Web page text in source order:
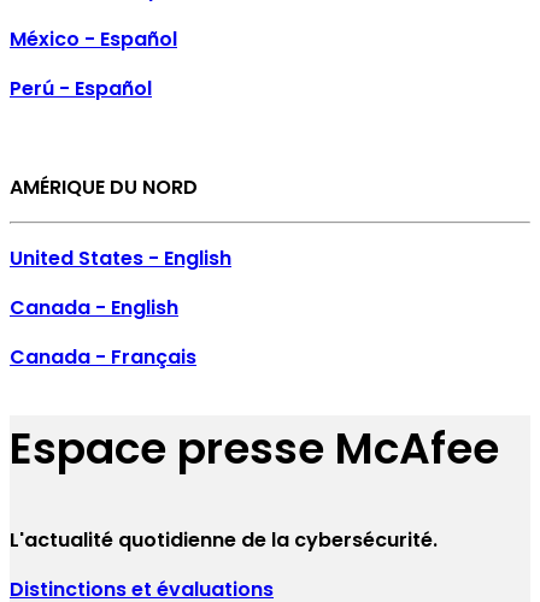
México - Español
Perú - Español
AMÉRIQUE DU NORD
United States - English
Canada - English
Canada - Français
Espace presse McAfee
L'actualité quotidienne de la cybersécurité.
Distinctions et évaluations